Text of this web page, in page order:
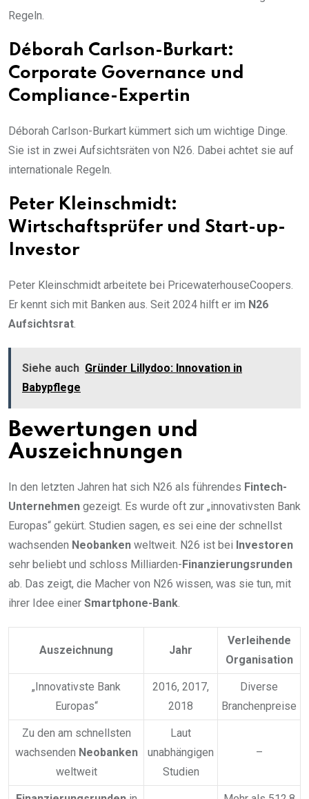
Regeln.
Déborah Carlson-Burkart:
Corporate Governance und
Compliance-Expertin
Déborah Carlson-Burkart kümmert sich um wichtige Dinge.
Sie ist in zwei Aufsichtsräten von N26. Dabei achtet sie auf
internationale Regeln.
Peter Kleinschmidt:
Wirtschaftsprüferund Start-up-
Investor
Peter Kleinschmidt arbeitete bei PricewaterhouseCoopers.
Er kennt sich mit Banken aus. Seit 2024 hilft er im N26
Aufsichtsrat.
Siehe auch Gründer Lillydoo: Innovation in
Babypflege
Bewertungen und
Auszeichnungen
In den letzten Jahren hat sich N26 als führendes Fintech-
Unternehmen gezeigt. Es wurde oft zur „innovativsten Bank
Europas“ gekürt. Studien sagen, es sei eine der schnellst
wachsenden Neobanken weltweit. N26 ist bei Investoren
sehr beliebt und schloss Milliarden- Finanzierungsrunden
ab. Das zeigt, die Macher von N26 wissen, was sie tun, mit
ihrer Idee einer Smartphone-Bank.
Auszeichnung Jahr
Verleihende
Organisation
„Innovativste Bank
Europas“
2016, 2017,
2018
Diverse
Branchenpreise
Zu den am schnellsten
wachsenden Neobanken
weltweit
Laut
unabhängigen
Studien
–